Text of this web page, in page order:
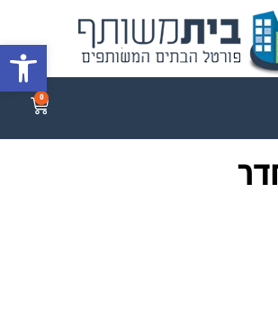
פתח